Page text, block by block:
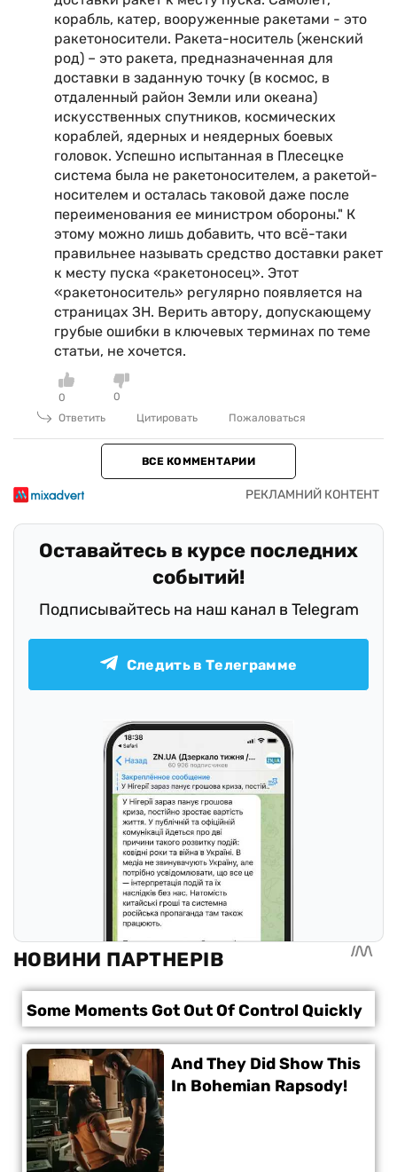
корабль, катер, вооруженные ракетами - это
ракетоносители. Ракета-носитель (женский
род) – это ракета, предназначенная для
доставки в заданную точку (в космос, в
отдаленный район Земли или океана)
искусственных спутников, космических
кораблей, ядерных и неядерных боевых
головок. Успешно испытанная в Плесецке
система была не ракетоносителем, а ракетой-
носителем и осталась таковой даже после
переименования ее министром обороны." К
этому можно лишь добавить, что всё-таки
правильнее называть средство доставки ракет
к месту пуска «ракетоносец». Этот
«ракетоноситель» регулярно появляется на
страницах ЗН. Верить автору, допускающему
грубые ошибки в ключевых терминах по теме
статьи, не хочется.
0
0
Ответить
Цитировать Пожаловаться
ВСЕ КОММЕНТАРИИ
Оставайтесь в курсе последних
событий!
Подписывайтесь на наш канал в Telegram
Следить в Телеграмме